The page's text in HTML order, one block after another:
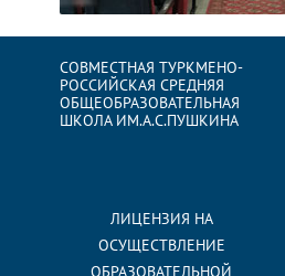
СОВМЕСТНАЯ ТУРКМЕНО-
РОССИЙСКАЯ СРЕДНЯЯ
ОБЩЕОБРАЗОВАТЕЛЬНАЯ
ШКОЛА ИМ.А.С.ПУШКИНА
ЛИЦЕНЗИЯ НА
ОСУЩЕСТВЛЕНИЕ
ОБРАЗОВАТЕЛЬНОЙ